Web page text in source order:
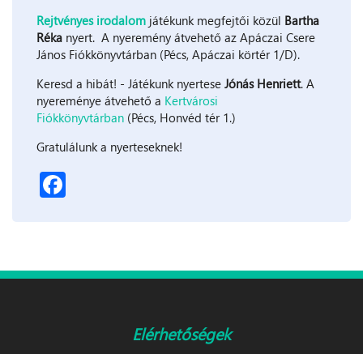
Rejtvényes irodalom játékunk megfejtői közül Bartha
Réka nyert. A nyeremény átvehető az Apáczai Csere
János Fiókkönyvtárban (Pécs, Apáczai körtér 1/D).
Keresd a hibát! - Játékunk nyertese Jónás Henriett. A
nyereménye átvehető a Kertvárosi
Fiókkönyvtárban (Pécs, Honvéd tér 1.)
Gratulálunk a nyerteseknek!
Elérhetőségek